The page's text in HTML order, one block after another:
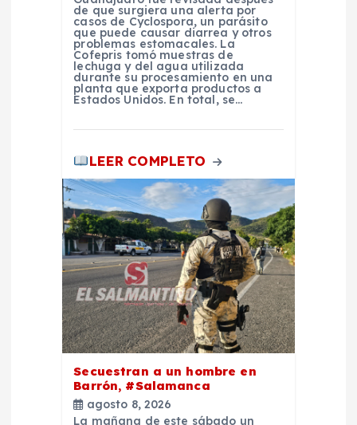
de que surgiera una alerta por
casos de Cyclospora, un parásito
que puede causar diarrea y otros
problemas estomacales. La
Cofepris tomó muestras de
lechuga y del agua utilizada
durante su procesamiento en una
planta que exporta productos a
Estados Unidos. En total, se…
LEER COMPLETO
Secuestran a un hombre en
Barrón, #Salamanca
agosto 8, 2026
La mañana de este sábado un